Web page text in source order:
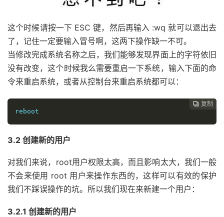
这个时候请按一下 ESC 键，然后再输入 :wq 就可以退出去
了，记住一定要输入冒号啊，这两下操作缺一不可。
当修改完成系统名称之后，我们能够发现界面上的字符依旧
没有改变，这个时候我么需要重启一下系统，输入下面的命
令来重启系统，或者从控制台来重启系统都可以：
 复制
 复制
 复制
 复制
 复制
 复制
 复制
 复制
 复制
 复制
 复制
 复制
reboot
3.2 创建新的用户
对我们来说，root用户权限太高，而且影响太大，我们一般
不会来使用 root 用户来操作东西的，这样可以有效的保护
我们不踩误操作的坑。所以我们现在来新建一个用户：
3.2.1 创建新的用户